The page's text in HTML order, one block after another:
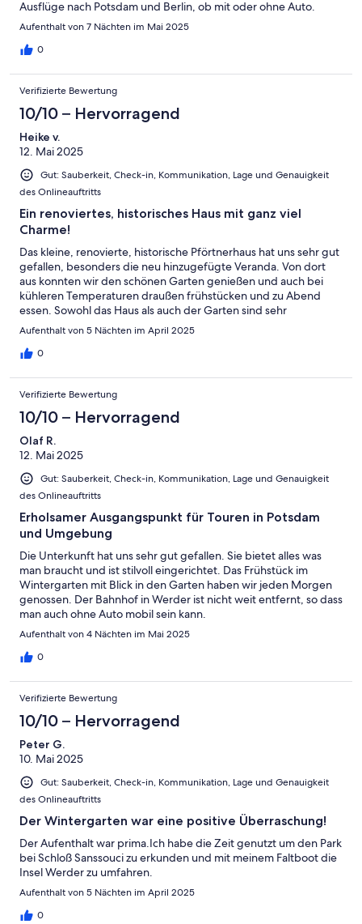
Ausflüge nach Potsdam und Berlin, ob mit oder ohne Auto.
Aufenthalt von 7 Nächten im Mai 2025
0
Verifizierte Bewertung
10/10 – Hervorragend
Heike v.
12. Mai 2025
Gut: Sauberkeit, Check-in, Kommunikation, Lage und Genauigkeit
des Onlineauftritts
Ein renoviertes, historisches Haus mit ganz viel
Charme!
Das kleine, renovierte, historische Pförtnerhaus hat uns sehr gut
gefallen, besonders die neu hinzugefügte Veranda. Von dort
aus konnten wir den schönen Garten genießen und auch bei
kühleren Temperaturen draußen frühstücken und zu Abend
essen. Sowohl das Haus als auch der Garten sind sehr
geschmackvoll eingerichtet und haben viel Charme. Die
schönen Gartenmöbel sind ein zusätzliches Plus, wenn das
Wetter es ermöglicht, draußen zu sitzen.
Aufenthalt von 5 Nächten im April 2025
0
Verifizierte Bewertung
10/10 – Hervorragend
Olaf R.
12. Mai 2025
Gut: Sauberkeit, Check-in, Kommunikation, Lage und Genauigkeit
des Onlineauftritts
Erholsamer Ausgangspunkt für Touren in Potsdam
und Umgebung
Die Unterkunft hat uns sehr gut gefallen. Sie bietet alles was
man braucht und ist stilvoll eingerichtet. Das Frühstück im
Wintergarten mit Blick in den Garten haben wir jeden Morgen
genossen. Der Bahnhof in Werder ist nicht weit entfernt, so dass
man auch ohne Auto mobil sein kann.
Aufenthalt von 4 Nächten im Mai 2025
0
Verifizierte Bewertung
10/10 – Hervorragend
Peter G.
10. Mai 2025
Gut: Sauberkeit, Check-in, Kommunikation, Lage und Genauigkeit
des Onlineauftritts
Der Wintergarten war eine positive Überraschung!
Der Aufenthalt war prima.Ich habe die Zeit genutzt um den Park
bei Schloß Sanssouci zu erkunden und mit meinem Faltboot die
Insel Werder zu umfahren.
Aufenthalt von 5 Nächten im April 2025
0